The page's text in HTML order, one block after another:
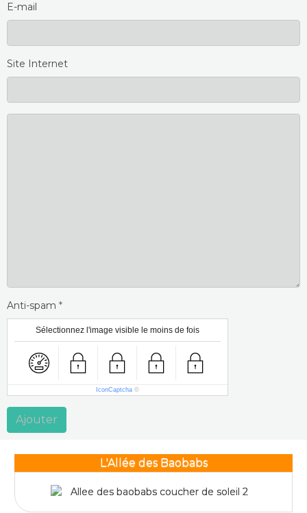
E-mail
Site Internet
Anti-spam
Sélectionnez l'image visible le moins de fois
IconCaptcha ©
Ajouter
L'Allée des Baobabs